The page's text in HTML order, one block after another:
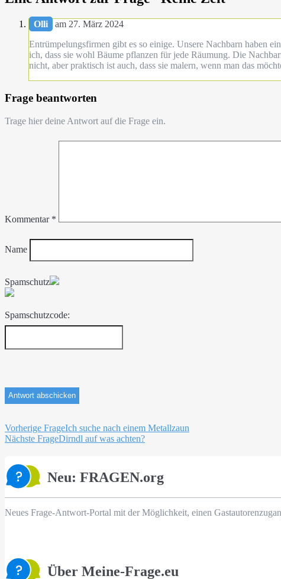
Olli
am 27. März 2024
Entrümpelungsfirmen gibt es so einige. Unsere Nachbarn haben
ich, dass sie wohl Bäume pflanzen für jede Räumung. Die
nicht, aber praktisch ist auch, dass sie malern, wenn man das
Frage beantworten
Trage hier deine Antwort auf die Frage ein.
Kommentar *
Name
Spamschutz
Spamschutzcode:
Beitragsnavigation
Vorherige FrageIch suche nach einem Metallzaun
Nächste FrageDirndl auf was achten?
Neu: FRAGEN.org
Neues Frage-Antwort-Portal mit der Möglichkeit, einen
Über Meine-Frage.eu